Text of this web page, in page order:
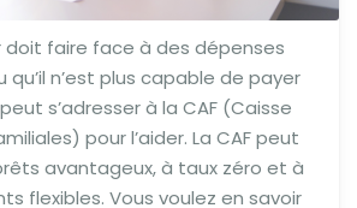
doit faire face à des dépenses
n’est plus capable de payer
s’adresser à la CAF (Caisse
pour l’aider. La CAF peut
avantageux, à taux zéro et à
flexibles. Vous voulez en savoir